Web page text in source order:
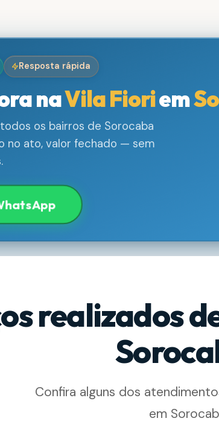
Resposta rápida
naVila Fioriem
os bairros de Sorocaba
no ato, valor fechado — sem
realizados
Confira alguns dos
em